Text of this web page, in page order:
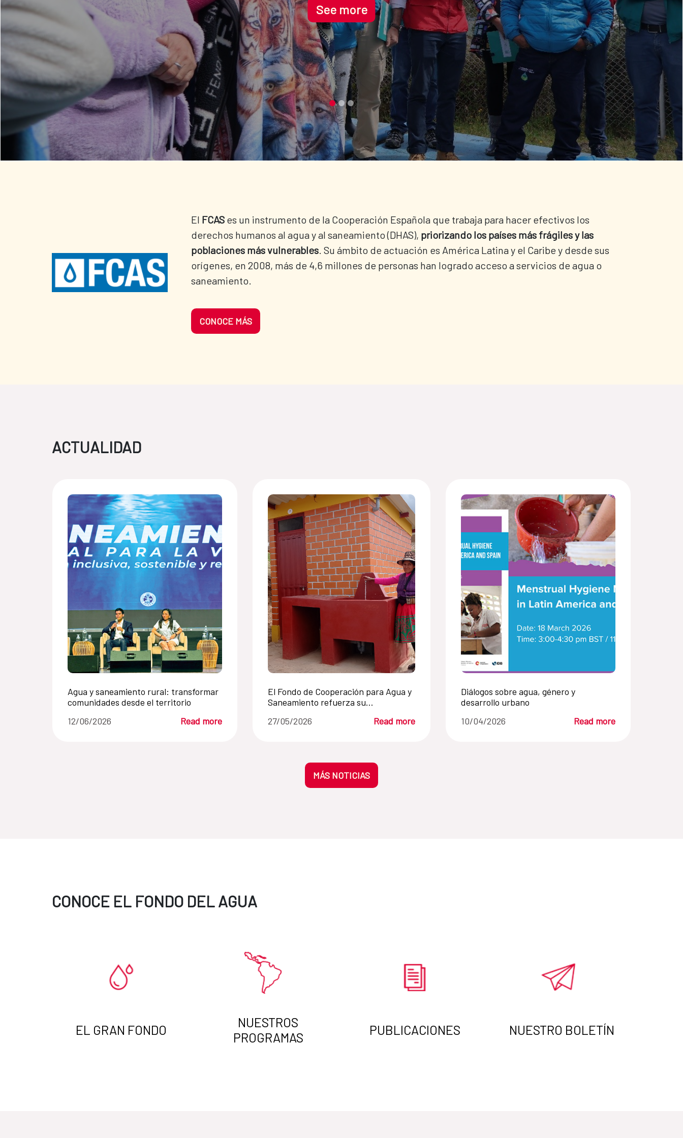
El FCAS es un instrumento de la Cooperación Española que trabaja para hacer efectivos los
derechos humanos al agua y al saneamiento (DHAS), priorizando los países más frágiles y las
poblaciones más vulnerables. Su ámbito de actuación es América Latina y el Caribe y desde sus
orígenes, en 2008, más de 4,6 millones de personas han logrado acceso a servicios de agua o
saneamiento.
CONOCE MÁS
ACTUALIDAD
Agua y saneamiento rural: transformar
comunidades desde el territorio
12/06/2026
Read more
El Fondo de Cooperación para Agua y
Saneamiento refuerza su
LATINOSAN, con una agenda
27/05/2026 Read more
Diálogos sobre agua, género y
desarrollo urbano
10/04/2026
Read more
MÁS NOTICIAS
CONOCE EL FONDO DEL AGUA
EL GRAN FONDO
NUESTROS
PROGRAMAS
PUBLICACIONES NUESTRO BOLETÍN